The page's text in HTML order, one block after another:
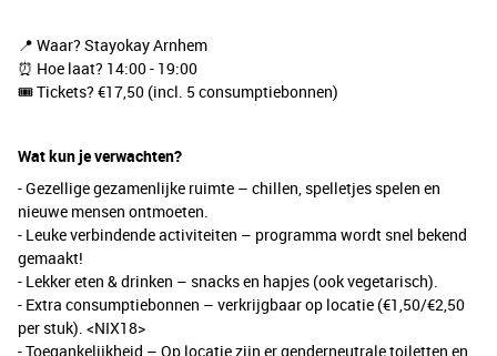
📍 Waar? Stayokay Arnhem
⏰ Hoe laat? 14:00 - 19:00
🎟️ Tickets? €17,50 (incl. 5 consumptiebonnen)
Wat kun je verwachten?
- Gezellige gezamenlijke ruimte – chillen, spelletjes spelen en
nieuwe mensen ontmoeten.
- Leuke verbindende activiteiten – programma wordt snel bekend
gemaakt!
- Lekker eten & drinken – snacks en hapjes (ook vegetarisch).
- Extra consumptiebonnen – verkrijgbaar op locatie (€1,50/€2,50
per stuk). <NIX18>
- Toegankelijkheid – Op locatie zijn er genderneutrale toiletten en